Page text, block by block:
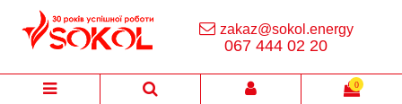
zakaz@sokol.energy
067 444 02 20
0